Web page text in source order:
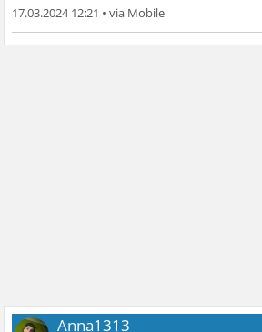
17.03.2024 12:21 •
Anna1313